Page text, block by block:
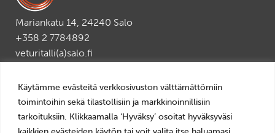
Käytämme evästeitä verkkosivuston välttämättömiin
toimintoihin sekä tilastollisiin ja markkinoinnillisiin
tarkoituksiin. Klikkaamalla ‘Hyväksy’ osoitat hyväksyväsi
Mariankatu 14, 24240 Salo
+358 2 7784892
veturitalli(a)salo.fi
ti–pe 10–18
la–su 11–16